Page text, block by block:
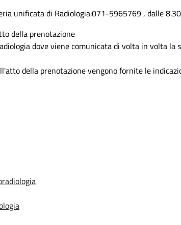
unificata di Radiologia:071-5965769 , dalle
della prenotazione
dove viene comunicata di volta in volta la
della prenotazione vengono fornite le